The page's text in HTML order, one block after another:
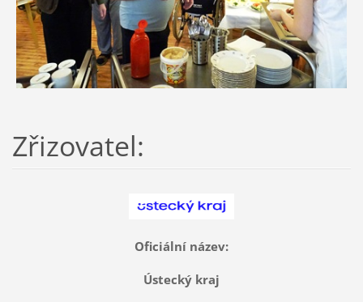
Zřizovatel:
Oficiální název:
Ústecký kraj